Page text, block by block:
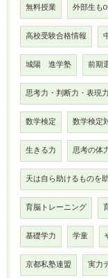
無料授業 外部生も
高校受験合格情報
城陽 進学塾 前期
思考力・判断力・表現力
数学検定 数学検定
生きる力 思考の体
天は自ら助けるものを
育脳トレーニング
基礎学力 学童
京都私塾連盟 実力